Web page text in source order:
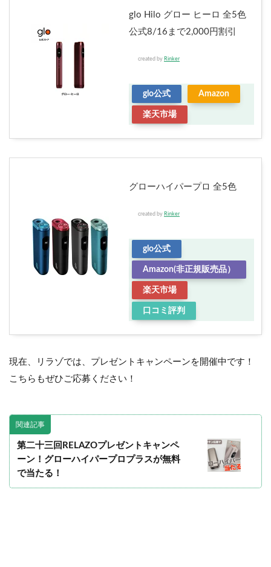
glo Hilo グロー ヒーロ 全5色
公式8/16まで2,000円割引
created by Rinker
glo公式 Amazon
楽天市場
グローハイパープロ 全5色
created by Rinker
glo公式
Amazon(非正規販売品）
楽天市場
口コミ評判
現在、リラゾでは、プレゼントキャンペーンを開催中です！
こちらもぜひご応募ください！
関連記事
第二十三回RELAZOプレゼントキャンペ
ーン！グローハイパープロプラスが無料
で当たる！